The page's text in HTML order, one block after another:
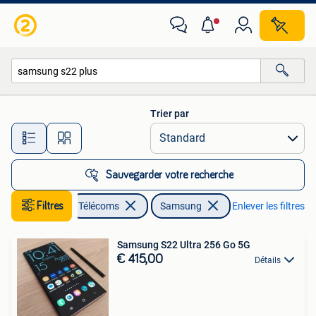
Toutes les distances…
Trier par
Sauvegarder votre recherche
Filtres Télécoms Samsung Enlever les filtres
Samsung S22 Ultra 256 Go 5G
€ 415,00 Détails